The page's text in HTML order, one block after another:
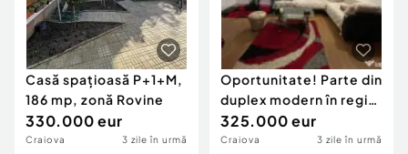
Casă spațioasă P+1+M,
186 mp, zonă Rovine
330.000 eur
Craiova 3 zile în urmă
Oportunitate! Parte din
duplex modern în regim
P+M, teren d
325.000 eur
Craiova 3 zile în urmă